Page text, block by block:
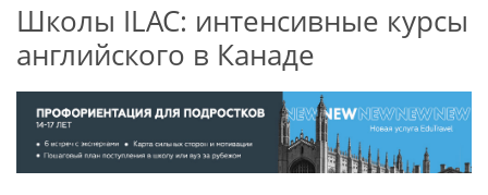
Школы ILAC: интенсивные курсы
английского в Канаде